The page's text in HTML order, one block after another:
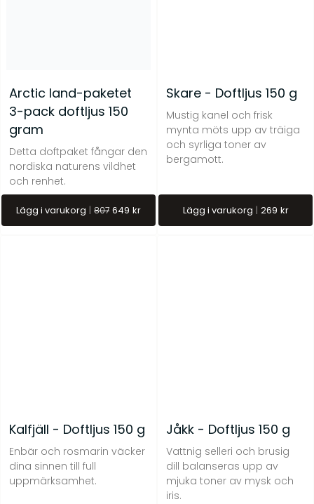
Midvinter – Doftpinnar Kåda – Doftljus 150 g
Arctic land-paketet
3-pack doftljus 150
gram
Detta doftpaket fångar den
nordiska naturens vildhet
och renhet.
Lägg i varukorg 807 649 kr
Skare - Doftljus 150 g
Mustig kanel och frisk
mynta möts upp av träiga
och syrliga toner av
bergamott.
Lägg i varukorg 269 kr
Kalfjäll - Doftljus 150 g
Enbär och rosmarin väcker
dina sinnen till full
uppmärksamhet.
Jåkk - Doftljus 150 g
Vattnig selleri och brusig
dill balanseras upp av
mjuka toner av mysk och
iris.